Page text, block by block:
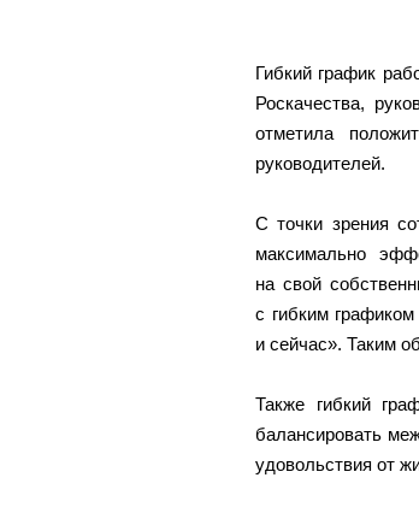
Гибкий график
Роскачества,
отметила
руководителей.
С точки зрения
максимально
на свой
с гибким
и сейчас». Таким
Также гибкий
балансировать
удовольствия от